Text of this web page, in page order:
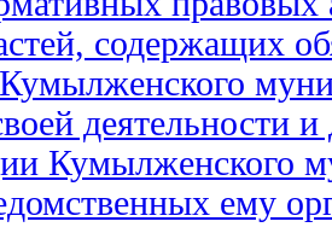
содержащих
деятельности
Кумылженского
ему